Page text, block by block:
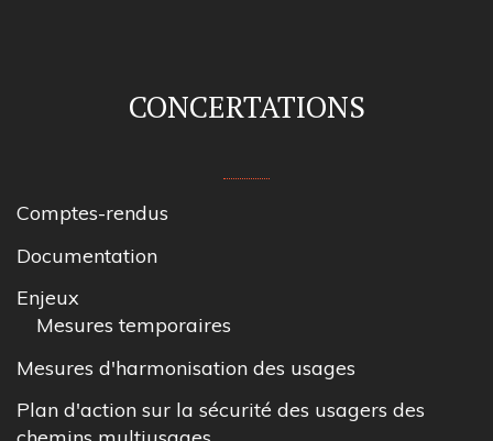
CONCERTATIONS
Comptes-rendus
Documentation
Enjeux
Mesures temporaires
Mesures d'harmonisation des usages
Plan d'action sur la sécurité des usagers des